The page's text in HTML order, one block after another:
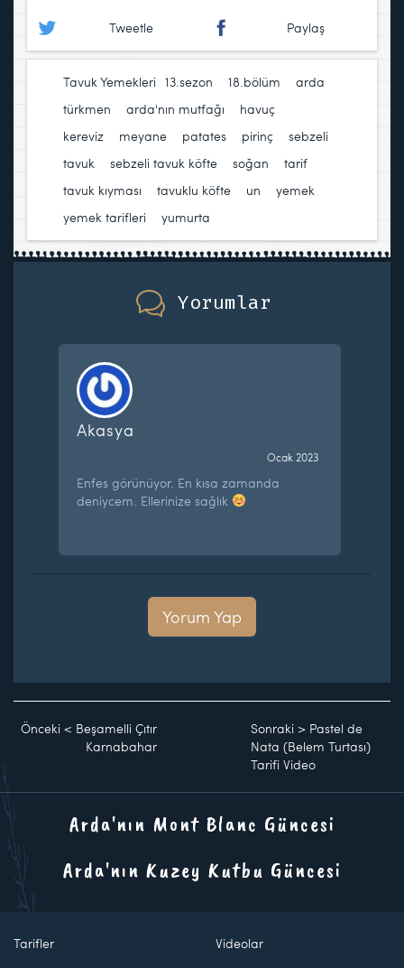
Tweetle Paylaş
Tavuk Yemekleri 13.sezon 18.bölüm
arda
türkmen
arda'nın mutfağı havuç
kereviz
meyane patates pirinç
sebzeli
tavuk
sebzeli tavuk köfte soğan tarif
tavuk kıyması
tavuklu köfte un yemek
yemek tarifleri
yumurta
Yorumlar
Akasya
Ocak 2023
Enfes görünüyor. En kısa zamanda
deniycem. Ellerinize sağlık
Yorum Yap
Önceki < Beşamelli Çıtır
Karnabahar
Sonraki > Pastel de
Nata (Belem Turtası)
Tarifi Video
Arda'nın Mont Blanc Güncesi
Arda'nın Kuzey Kutbu Güncesi
Tarifler Videolar